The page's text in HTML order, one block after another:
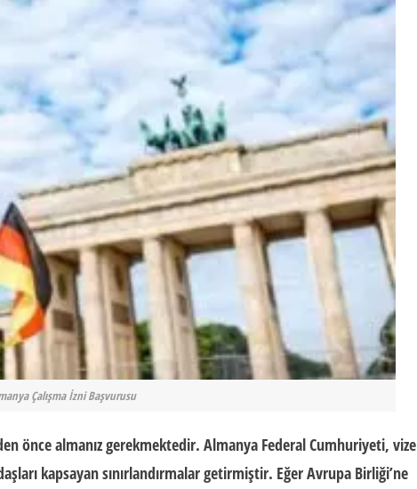
Çalışma İzni Başvurusu
önce almanız gerekmektedir. Almanya Federal Cumhuriyeti, vize
kapsayan sınırlandırmalar getirmiştir. Eğer Avrupa Birliği’ne